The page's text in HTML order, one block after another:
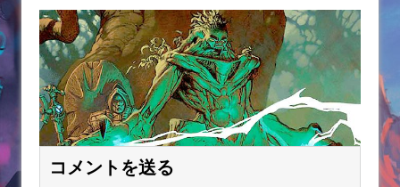
コメントを送る